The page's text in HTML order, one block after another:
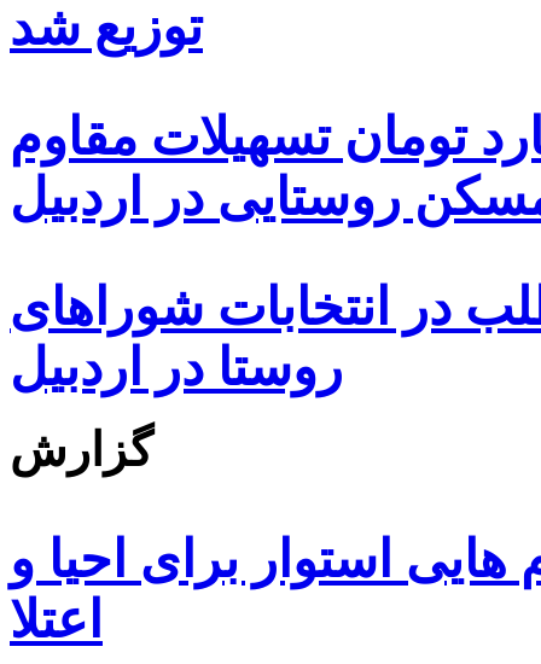
توزیع شد
هزار و ۴۸۰ میلیارد تومان تسهیلات مقاوم
روستایی در اردبیل
از ۵۰۰۰ داوطلب در انتخابات شوراهای
روستا در اردبیل
گزارش
استوار برای احیا و
اعتلا